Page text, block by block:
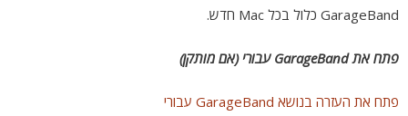
GarageBand כלול בכל Mac חדש.
פתח את GarageBand עבורי (אם מותקן)
פתח את העזרה בנושא GarageBand עבורי